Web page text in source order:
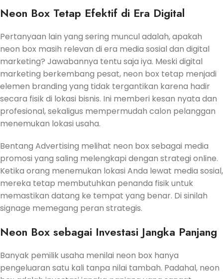
Neon Box Tetap Efektif di Era Digital
Pertanyaan lain yang sering muncul adalah, apakah
neon box masih relevan di era media sosial dan digital
marketing? Jawabannya tentu saja iya. Meski digital
marketing berkembang pesat, neon box tetap menjadi
elemen branding yang tidak tergantikan karena hadir
secara fisik di lokasi bisnis. Ini memberi kesan nyata dan
profesional, sekaligus mempermudah calon pelanggan
menemukan lokasi usaha.
Bentang Advertising melihat neon box sebagai media
promosi yang saling melengkapi dengan strategi online.
Ketika orang menemukan lokasi Anda lewat media sosial,
mereka tetap membutuhkan penanda fisik untuk
memastikan datang ke tempat yang benar. Di sinilah
signage memegang peran strategis.
Neon Box sebagai Investasi Jangka Panjang
Banyak pemilik usaha menilai neon box hanya
pengeluaran satu kali tanpa nilai tambah. Padahal, neon